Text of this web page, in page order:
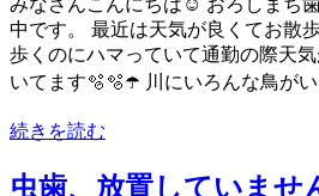
中です。 最近は天気が良くてお散
歩くのにハマっていて通勤の際天
いてます🫧🫧☂️ 川にいろんな鳥が
続きを読む
虫歯、放置していませ